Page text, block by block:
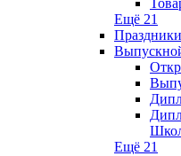
Ещё 21
Ещё 21